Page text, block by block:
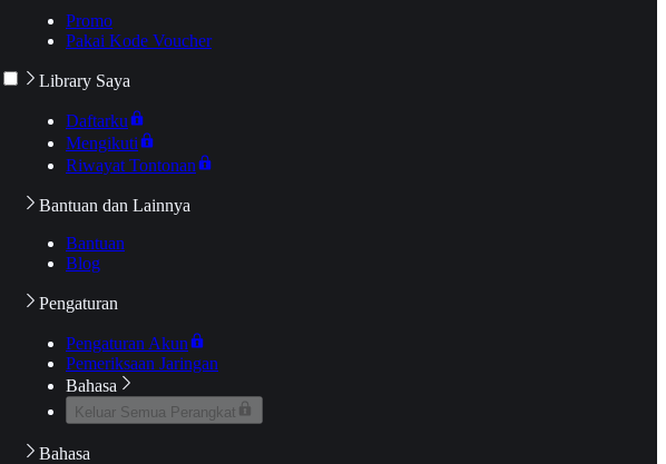
Promo
Pakai Kode Voucher
Library Saya
Daftarku
Mengikuti
Riwayat Tontonan
Bantuan dan Lainnya
Bantuan
Blog
Pengaturan
Pengaturan Akun
Pemeriksaan Jaringan
Bahasa
Keluar Semua Perangkat
Bahasa